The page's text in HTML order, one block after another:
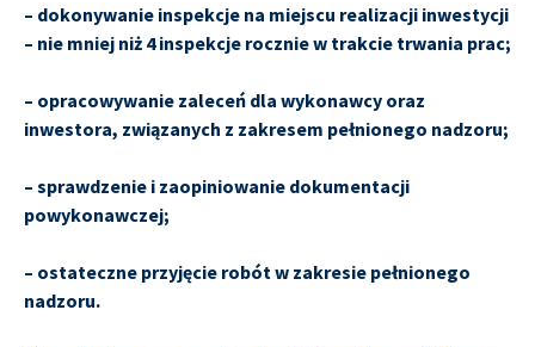
– dokonywanie inspekcje na miejscu realizacji inwestycji
– nie mniej niż 4 inspekcje rocznie w trakcie trwania prac;
– opracowywanie zaleceń dla wykonawcy oraz
inwestora, związanych z zakresem pełnionego nadzoru;
– sprawdzenie i zaopiniowanie dokumentacji
powykonawczej;
– ostateczne przyjęcie robót w zakresie pełnionego
nadzoru.